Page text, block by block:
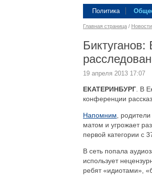
Политика
Главная страница / Новости
19 апреля 2013 17:07
ЕКАТЕРИНБУРГ . В
конференции
Напомним ,
матом и угрожает
первой категории с
В сеть попала
использует
ребят «идиотами»,